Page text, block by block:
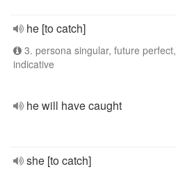
he [to catch]
3. persona singular, future perfect,
indicative
he will have caught
she [to catch]